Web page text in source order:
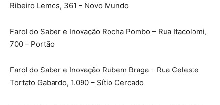
Ribeiro Lemos, 361 – Novo Mundo
Farol do Saber e Inovação Rocha Pombo – Rua Itacolomi,
700 – Portão
Farol do Saber e Inovação Rubem Braga – Rua Celeste
Tortato Gabardo, 1.090 – Sítio Cercado